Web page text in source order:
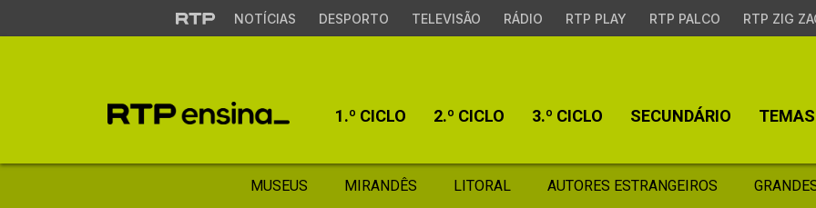
NOTÍCIAS DESPORTO TELEVISÃO RÁDIO RTP PLAY RTP PALCO RTP ZIG
1.º CICLO 2.º CICLO 3.º CICLO SECUNDÁRIO TEMAS
MUSEUS MIRANDÊS LITORAL AUTORES ESTRANGEIROS